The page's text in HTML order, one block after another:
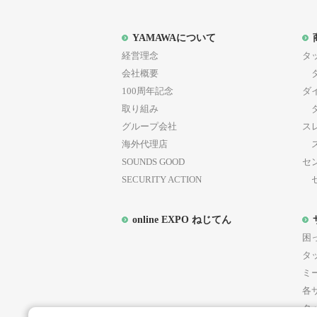
YAMAWAについて
経営理念
会社概要
100周年記念
取り組み
グループ会社
海外代理店
SOUNDS GOOD
SECURITY ACTION
タ
ダ
ス
セ
online EXPO ねじてん
困
タ
ミ
各
タ